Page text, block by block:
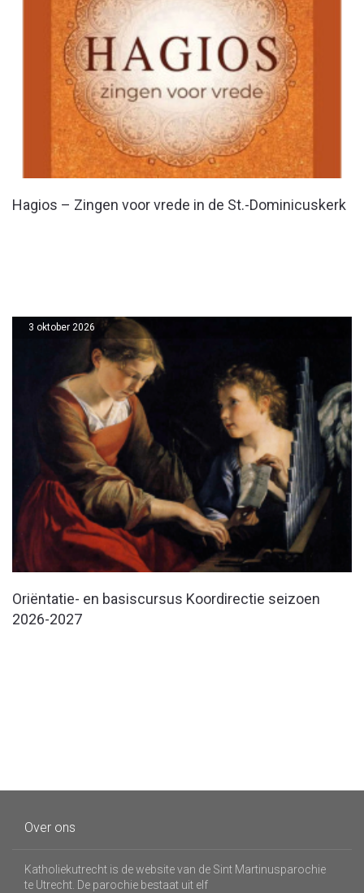
Hagios – Zingen voor vrede in de St.-Dominicuskerk
Oriëntatie- en basiscursus Koordirectie seizoen
2026-2027
3 oktober 2026
Over ons
Katholiekutrecht is de website van de Sint Martinusparochie
te Utrecht. De parochie bestaat uit elf